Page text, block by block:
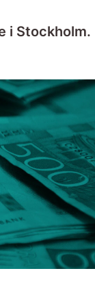
i Stockholm.